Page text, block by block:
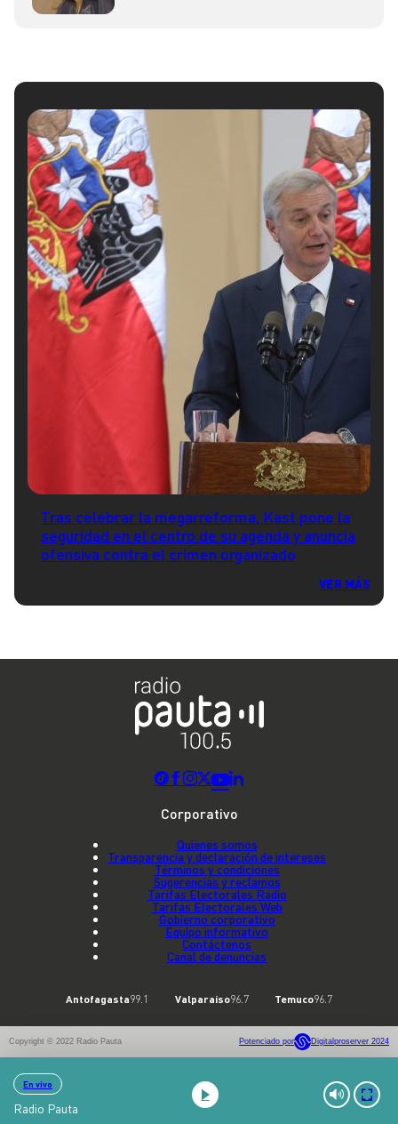
Tras celebrar la megarreforma, Kast pone la
seguridad en el centro de su agenda y anuncia
ofensiva contra el crimen organizado
VER MÁS
En vivo
Radio Pauta
Corporativo
Quienes somos
Transparencia y declaración de intereses
Términos y condiciones
Sugerencias y reclamos
Tarifas Electorales Radio
Tarifas Electorales Web
Gobierno corporativo
Equipo informativo
Contáctenos
Canal de denuncias
Antofagasta99.1 Valparaíso96.7 Temuco96.7
Copyright © 2022 Radio Pauta Potenciado por Digitalproserver 2024